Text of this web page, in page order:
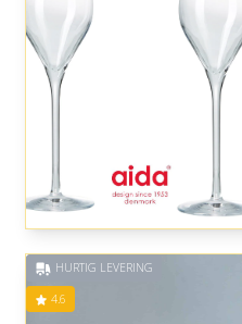
HURTIG LEVERING
4.6